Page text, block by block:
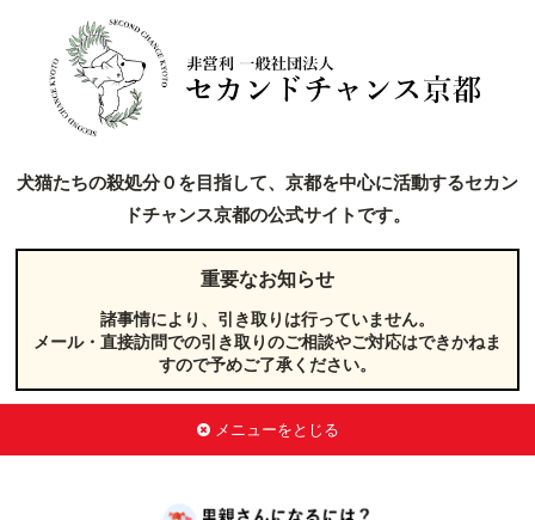
犬猫たちの殺処分０を目指して、京都を中心に活動するセカン
ドチャンス京都の公式サイトです。
重要なお知らせ
諸事情により、引き取りは行っていません。
メール・直接訪問での引き取りのご相談やご対応はできかねま
すので予めご了承ください。
メニューをとじる